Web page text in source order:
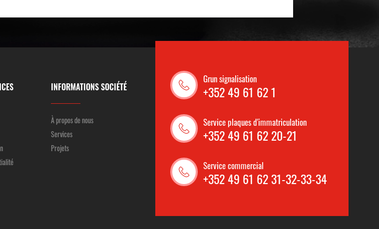
INFORMATIONS SOCIÉTÉ
À propos de nous
Services
Projets
Grun signalisation
+352 49 61 62 1
Service plaques d'immatriculation
+352 49 61 62 20-21
Service commercial
+352 49 61 62 31-32-33-34